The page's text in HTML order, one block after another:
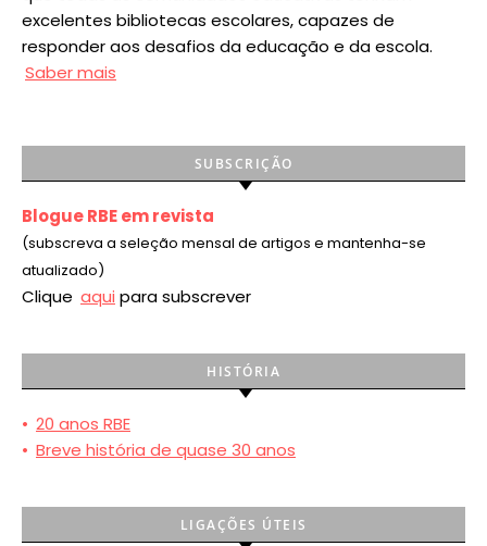
excelentes bibliotecas escolares, capazes de
responder aos desafios da educação e da escola.
Saber mais
SUBSCRIÇÃO
Blogue RBE em revista
(subscreva a seleção mensal de artigos e mantenha-se
atualizado)
Clique aqui para subscrever
HISTÓRIA
• 20 anos RBE
• Breve história de quase 30 anos
LIGAÇÕES ÚTEIS